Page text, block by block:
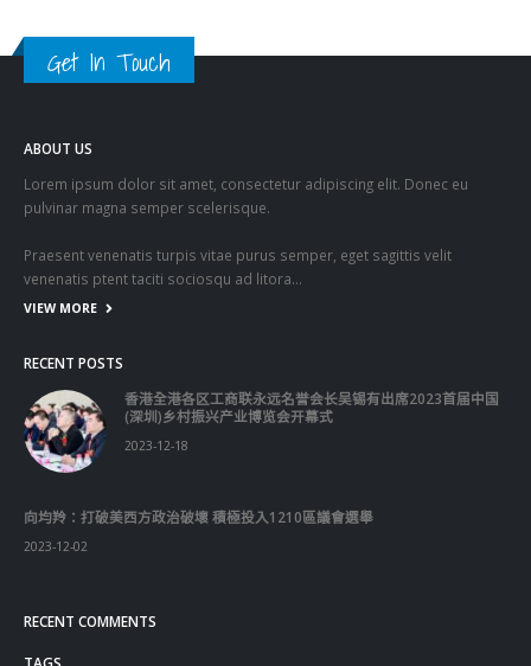
Get In Touch
ABOUT US
Lorem ipsum dolor sit amet, consectetur adipiscing elit. Donec eu
pulvinar magna semper scelerisque.
Praesent venenatis turpis vitae purus semper, eget sagittis velit
venenatis ptent taciti sociosqu ad litora…
VIEW MORE
RECENT POSTS
香港全港各区工商联永远名誉会长吴锡有出席2023首届中国
(深圳)乡村振兴产业博览会开幕式
2023-12-18
向均羚：打破美西方政治破壞 積極投入1210區議會選舉
2023-12-02
RECENT COMMENTS